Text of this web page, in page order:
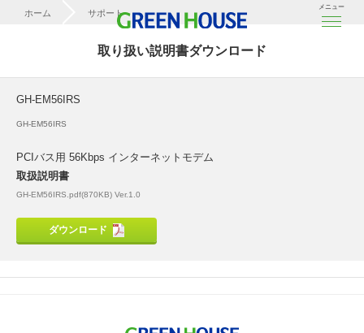
メニュー
ホーム サポート
取り扱い説明書ダウンロード
GH-EM56IRS
GH-EM56IRS
PCIバス用 56Kbps インターネットモデム
取扱説明書
GH-EM56IRS.pdf(870KB) Ver.1.0
ダウンロード